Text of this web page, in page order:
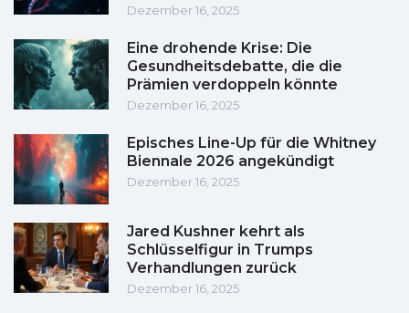
Dezember 16, 2025
Eine drohende Krise: Die
Gesundheitsdebatte, die die
Prämien verdoppeln könnte
Dezember 16, 2025
Episches Line-Up für die Whitney
Biennale 2026 angekündigt
Dezember 16, 2025
Jared Kushner kehrt als
Schlüsselfigur in Trumps
Verhandlungen zurück
Dezember 16, 2025